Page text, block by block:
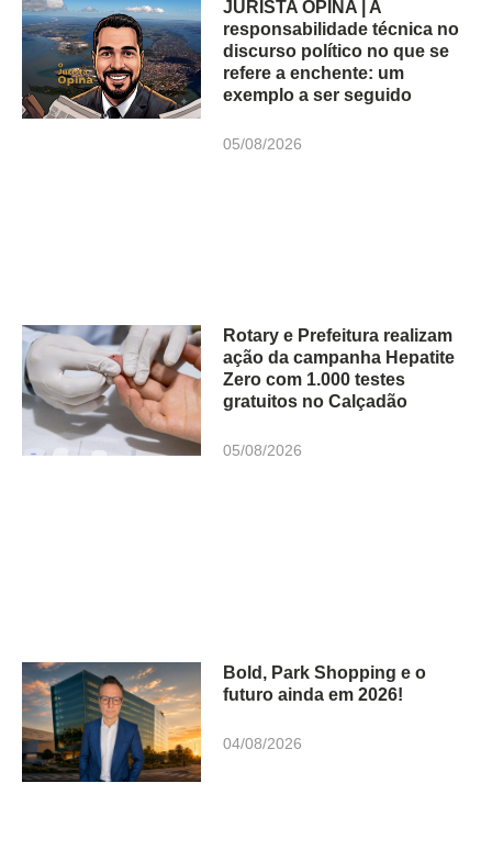
JURISTA OPINA | A
responsabilidade técnica no
discurso político no que se
refere a enchente: um
exemplo a ser seguido
05/08/2026
Rotary e Prefeitura realizam
ação da campanha Hepatite
Zero com 1.000 testes
gratuitos no Calçadão
05/08/2026
Bold, Park Shopping e o
futuro ainda em 2026!
04/08/2026